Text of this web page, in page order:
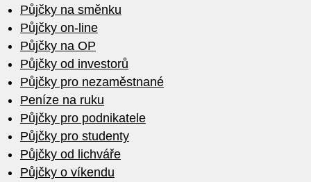
Půjčky na směnku
Půjčky on-line
Půjčky na OP
Půjčky od investorů
Půjčky pro nezaměstnané
Peníze na ruku
Půjčky pro podnikatele
Půjčky pro studenty
Půjčky od lichváře
Půjčky o víkendu